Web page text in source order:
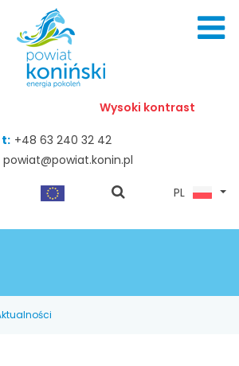
Wysoki kontrast
t: +48 63 240 32 42
powiat@powiat.konin.pl
pokaż
PL